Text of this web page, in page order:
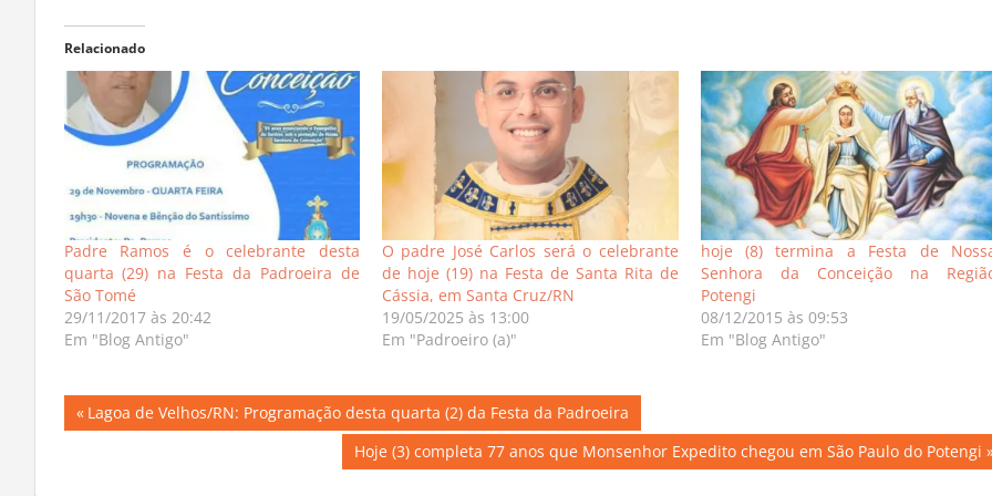
Relacionado
Padre Ramos é o celebrante desta
quarta (29) na Festa da Padroeira de
São Tomé
29/11/2017 às 20:42
Em "Blog Antigo"
O padre José Carlos será o celebrante
de hoje (19) na Festa de Santa Rita de
Cássia, em Santa Cruz/RN
19/05/2025 às 13:00
Em "Padroeiro (a)"
hoje (8) termina a Festa de
Senhora da Conceição na
Potengi
08/12/2015 às 09:53
Em "Blog Antigo"
Navegação
Previous
Post:
Lagoa de Velhos/RN: Programação desta quarta (2) da Festa da Padroeira
Next
Hoje (3) completa 77 anos que Monsenhor Expedito chegou em São Paulo do Potengi